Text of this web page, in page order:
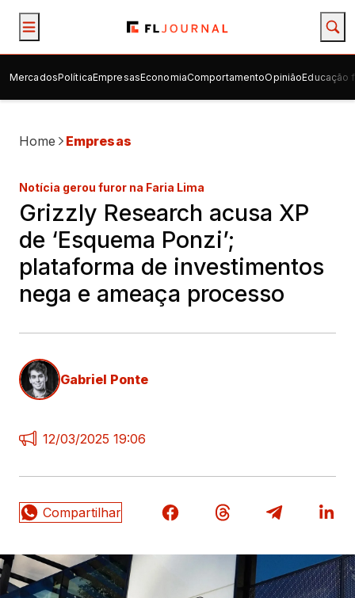
MercadosPolíticaEmpresasEconomiaComportamentoOpiniãoEducação
Home Empresas
Notícia gerou furor na Faria Lima
Grizzly Research acusa XP
de ‘Esquema Ponzi’;
plataforma de investimentos
nega e ameaça processo
Gabriel Ponte
12/03/2025 19:06